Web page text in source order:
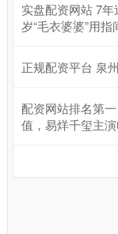
实盘配资网站 7年
岁“毛衣婆婆”用
正规配资平台 泉
配资网站排名第
值，易烊千玺主